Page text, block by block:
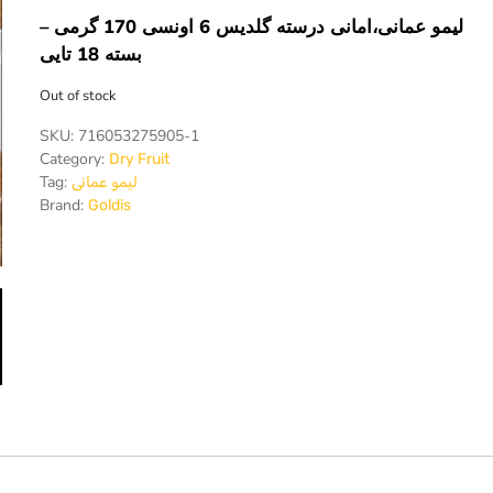
لیمو عمانی،امانی درسته گلدیس 6 اونسی 170 گرمی –
بسته 18 تایی
Out of stock
SKU: 716053275905-1
Category: Dry Fruit
Tag:لیمو عمانی
Brand:Goldis
Dining, Health & Appliances
Stainless
BBQ Grill
cm
of